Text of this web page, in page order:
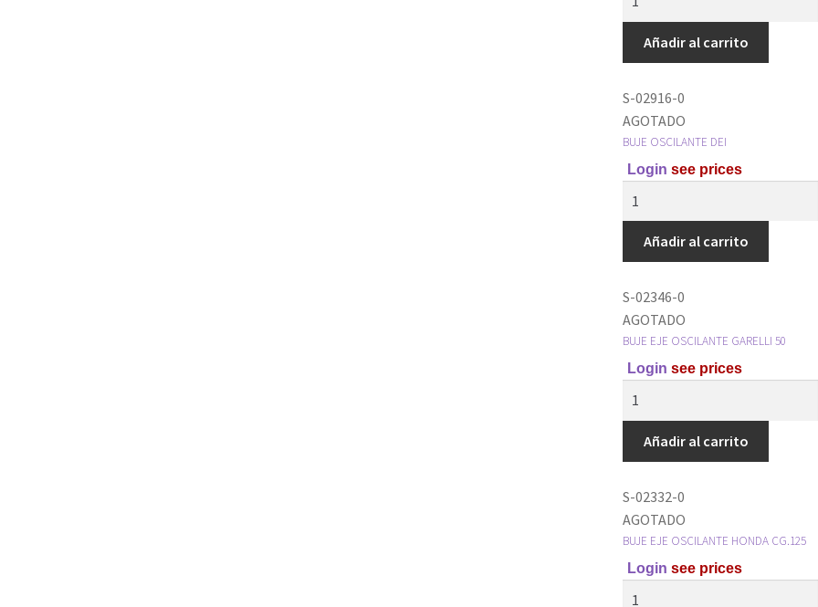
Añadir al carrito
S-02916-0
AGOTADO
BUJE OSCILANTE DEI
Login see prices
Añadir al carrito
S-02346-0
AGOTADO
BUJE EJE OSCILANTE GARELLI 50
Login see prices
Añadir al carrito
S-02332-0
AGOTADO
BUJE EJE OSCILANTE HONDA CG.125
Login see prices